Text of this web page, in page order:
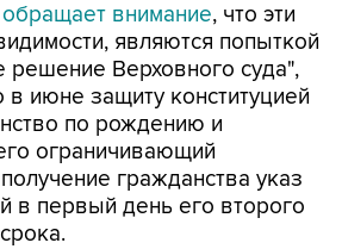
обращает внимание, что эти
являются попыткой
решение Верховного суда",
июне защиту конституцией
по рождению и
ограничивающий
гражданства указ
в первый день его второго